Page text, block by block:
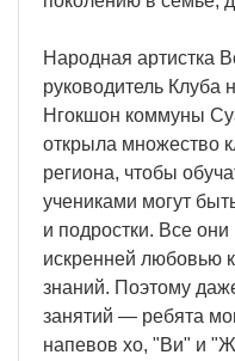
Народная артистка
руководитель
Нгокшон коммуны
открыла множество
региона, чтобы
учениками могут
и подростки. Все
искренней любовью
знаний. Поэтому
занятий — ребята
напевов хо, "Ви" и